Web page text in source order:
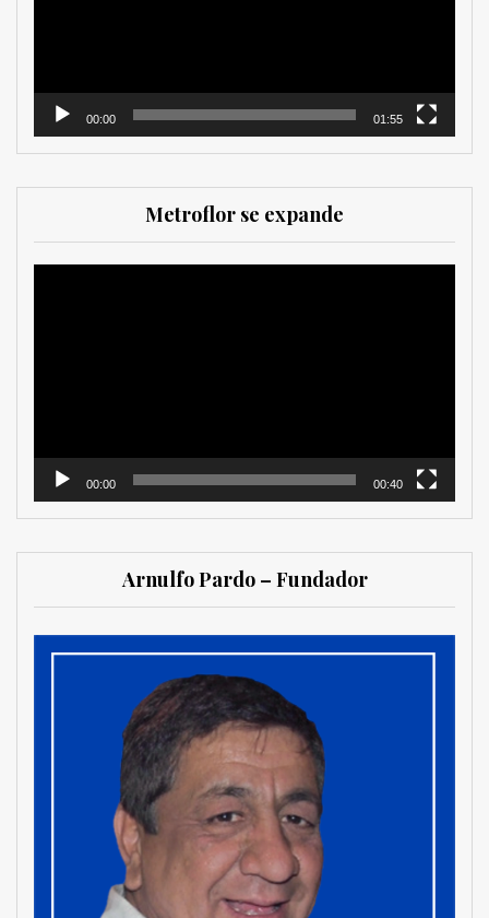
00:00 01:55
Metroflor se expande
00:00 00:40
Arnulfo Pardo – Fundador